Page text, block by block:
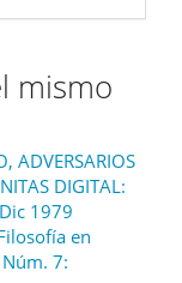
mismo
ADVERSARIOS
DIGITAL:
1979
en
Núm. 7: